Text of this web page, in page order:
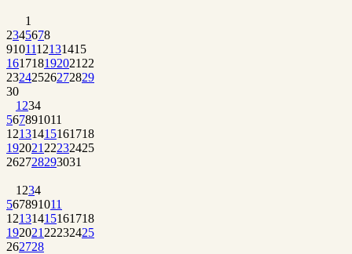
1
2345678
9101112131415
161718192021 22
23242526272829
30
1 234
567891011
12131415161718
192021 22232425
262728293031
1 234
567891011
12131415161718
192021 22232425
262728